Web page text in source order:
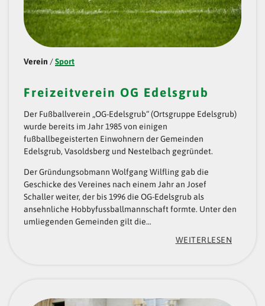
Verein /Sport
Freizeitverein OG Edelsgrub
Der Fußballverein „OG-Edelsgrub“ (Ortsgruppe Edelsgrub)
wurde bereits im Jahr 1985 von einigen
fußballbegeisterten Einwohnern der Gemeinden
Edelsgrub, Vasoldsberg und Nestelbach gegründet.
Der Gründungsobmann Wolfgang Wilfling gab die
Geschicke des Vereines nach einem Jahr an Josef
Schaller weiter, der bis 1996 die OG-Edelsgrub als
ansehnliche Hobbyfussballmannschaft formte. Unter den
umliegenden Gemeinden gilt die…
WEITERLESEN